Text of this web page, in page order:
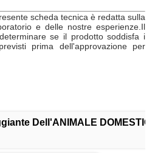
scheda tecnica è redatta sulla
e delle nostre esperienze.Il
se il prodotto soddisfa i
prima dell'approvazione per
Dell'ANIMALE